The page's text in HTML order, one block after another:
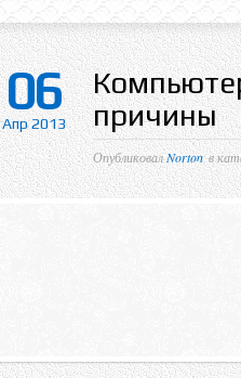
06
Апр 2013
причины
ОпубликовалNorton в